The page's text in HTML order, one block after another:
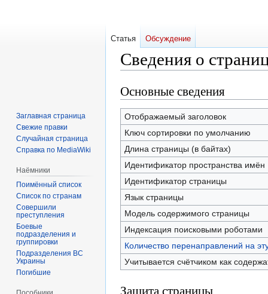
Сведения о
Перейти
к
навигации
Перейти
к
поиску
Основные сведения
Отображаемый заголовок
Ключ сортировки по умолчанию
Длина страницы (в байтах)
Идентификатор пространства имён
Идентификатор страницы
Язык страницы
Модель содержимого страницы
Индексация поисковыми роботами
Количество перенаправлений на
Учитывается счётчиком как
Защита страницы
Статья Обсуждение
Заглавная страница
Свежие правки
Случайная страница
Справка по MediaWiki
Наёмники
Поимённый список
Список по странам
Совершили
преступления
Боевые
подразделения и
группировки
Подразделения ВС
Украины
Погибшие